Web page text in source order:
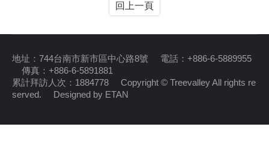
回上一頁
地址：744台南市新市區中心路8號 電話：+886-6-5889955
傳真：+886-6-5891881
累計拜訪人次：1884778 Copyright © Treevalley All rights re
served. Designed by ETAN